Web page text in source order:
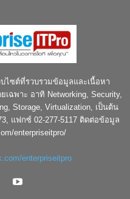
บไซต์ที่รวบรวมข้อมูลและเนื้อหา
ฉพาะ อาทิ Networking, Security,
Storage, Virtualization, เป็นต้น
แฟกซ์ 02-277-5117 ติดต่อข้อมูล
enterpriseitpro/
enterpriseitpro